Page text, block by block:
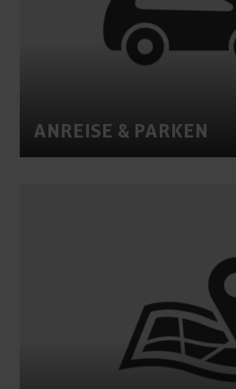
ANREISE & PARKEN